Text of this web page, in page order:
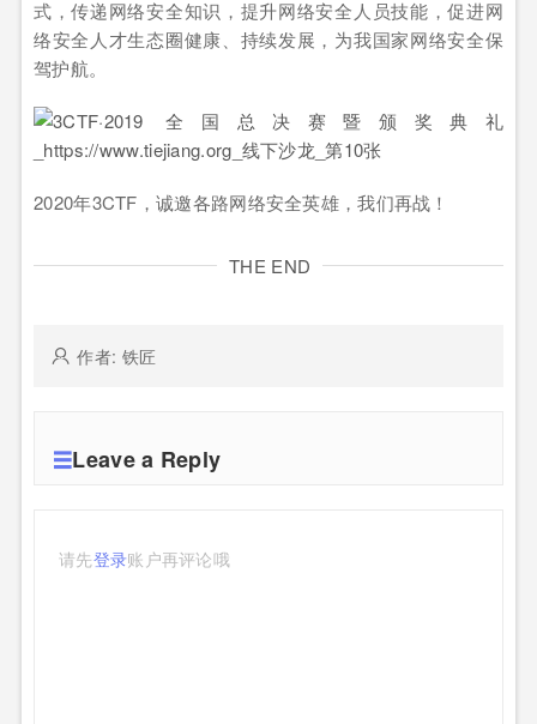
式，传递网络安全知识，提升网络安全人员技能，促进网
络安全人才生态圈健康、持续发展，为我国家网络安全保
驾护航。
2020年3CTF，诚邀各路网络安全英雄，我们再战！
THE END
作者: 铁匠
Leave a Reply
请先登录账户再评论哦